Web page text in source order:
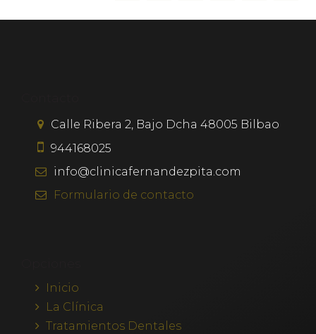
Calle Ribera 2, Bajo Dcha 48005 Bilbao
944168025
info@clinicafernandezpita.com
Formulario de contacto
Inicio
La Clínica
Tratamientos Dentales